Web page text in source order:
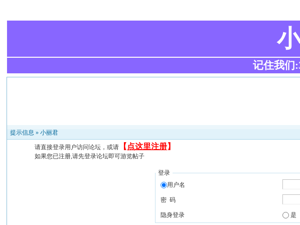
记住我们
提示信息 »小丽君
请直接登录用户访问论坛，或请 【 点这里注册】
如果您已注册,请先登录论坛即可游览帖子
登录
用户名
密 码
隐身登录